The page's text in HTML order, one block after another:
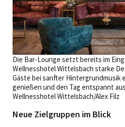
Die Bar-Lounge setzt bereits im
Wellnesshotel Wittelsbach starke
Gäste bei sanfter Hintergrundmusik
genießen und den Tag entspannt
Wellnesshotel Wittelsbach/Alex Filz
Neue Zielgruppen im Blick